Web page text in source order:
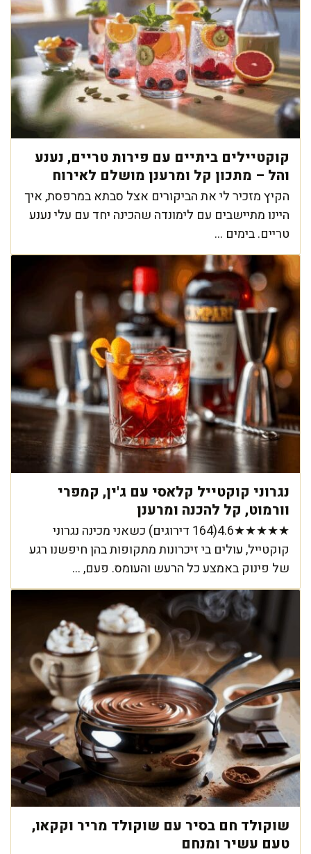
קוקטיילים ביתיים עם פירות טריים, נענע
והל – מתכון קל ומרענן מושלם לאירוח
הקיץ מזכיר לי את הביקורים אצל סבתא במרפסת, איך
היינו מתיישבים עם לימונדה שהכינה יחד עם עלי נענע
טריים. בימים ...
נגרוני קוקטייל קלאסי עם ג'ין, קמפרי
וורמוט, קל להכנה ומרענן
★★★★★4.6(164 דירוגים) כשאני מכינה נגרוני
קוקטייל, עולים בי זיכרונות מתקופות בהן חיפשנו רגע
של פינוק באמצע כל הרעש והעומס. פעם, ...
שוקולד חם בסיר עם שוקולד מריר וקקאו,
טעם עשיר ומנחם